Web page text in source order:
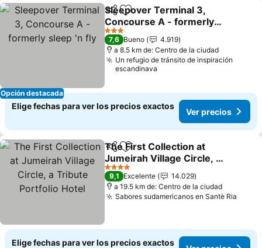
Opción destacada
CompartirAgregar a favoritos
Sleepover Terminal 3,
Concourse A - formerly
sleep 'n fly
3 Estrellas
7,6 Bueno
4.919
a 8.5 km de: Centro de la ciudad
Un refugio de tránsito de inspiración
escandinava
Elige fechas para ver los precios exactos
Ver precios
Compartir
Agregar a favoritos
The First Collection at
Jumeirah Village Circle, a
Tribute Portfolio Hotel
4 Estrellas
9,1 Excelente
14.029
a 19.5 km de: Centro de la ciudad
Sabores sudamericanos en Santè Ria
Elige fechas para ver los precios exactos